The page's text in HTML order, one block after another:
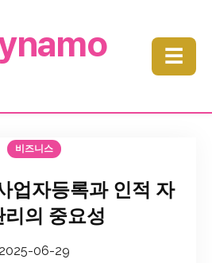
☰
비즈니스
업자등록과 인적 자
리의 중요성
2025-06-29